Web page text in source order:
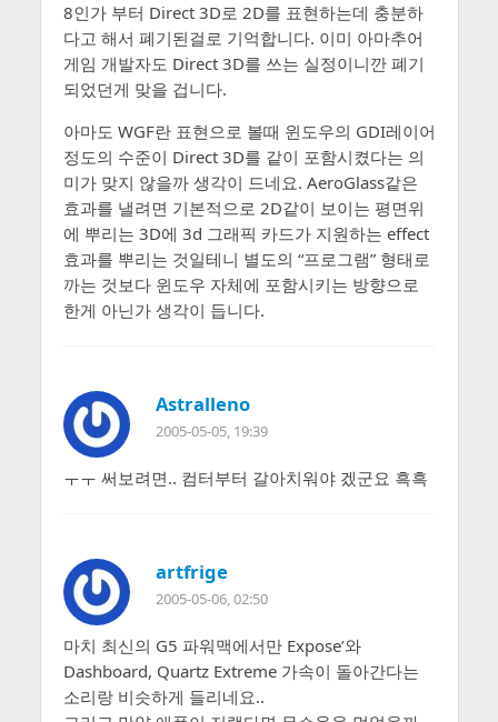
8인가 부터 Direct 3D로 2D를 표현하는데 충분하
다고 해서 폐기된걸로 기억합니다. 이미 아마추어
게임 개발자도 Direct 3D를 쓰는 실정이니깐 폐기
되었던게 맞을 겁니다.
아마도 WGF란 표현으로 볼때 윈도우의 GDI레이어
정도의 수준이 Direct 3D를 같이 포함시켰다는 의
미가 맞지 않을까 생각이 드네요. AeroGlass같은
효과를 낼려면 기본적으로 2D같이 보이는 평면위
에 뿌리는 3D에 3d 그래픽 카드가 지원하는 effect
효과를 뿌리는 것일테니 별도의 “프로그램” 형태로
까는 것보다 윈도우 자체에 포함시키는 방향으로
한게 아닌가 생각이 듭니다.
Astralleno
2005-05-05, 19:39
ㅜㅜ 써보려면.. 컴터부터 갈아치워야 겠군요 흑흑
artfrige
2005-05-06, 02:50
마치 최신의 G5 파워맥에서만 Expose’와
Dashboard, Quartz Extreme 가속이 돌아간다는
소리랑 비슷하게 들리네요..